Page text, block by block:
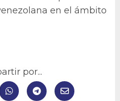
en el ámbito
por...